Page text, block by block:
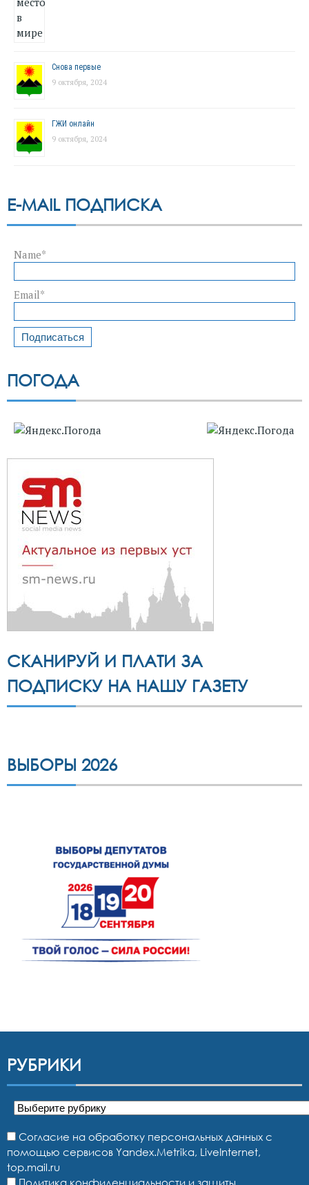
Снова первые
9 октября, 2024
ГЖИ онлайн
9 октября, 2024
E-MAIL ПОДПИСКА
Name*
Email*
ПОГОДА
СКАНИРУЙ И ПЛАТИ ЗА
ПОДПИСКУ НА НАШУ ГАЗЕТУ
ВЫБОРЫ 2026
РУБРИКИ
Рубрики
Согласие на обработку персональных данных с
помощью сервисов Yandex.Metrika, LiveInternet,
top.mail.ru
Политика конфиденциальности и защиты